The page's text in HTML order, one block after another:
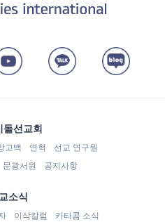
돌선교회
고백 연혁
선교 연구원
문광서원 공지사항
소식
이삭칼럼
카타콤 소식